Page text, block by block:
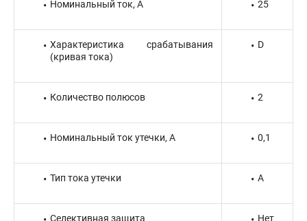
Номинальный ток, А 25
Характеристика срабатывания
(кривая тока)
D
Количество полюсов 2
Номинальный ток утечки, А 0,1
Тип тока утечки A
Селективная защита Нет